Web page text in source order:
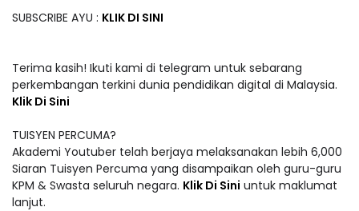
SUBSCRIBE AYU : KLIK DI SINI
Terima kasih! Ikuti kami di telegram untuk sebarang
perkembangan terkini dunia pendidikan digital di Malaysia.
Klik Di Sini
TUISYEN PERCUMA?
Akademi Youtuber telah berjaya melaksanakan lebih 6,000
Siaran Tuisyen Percuma yang disampaikan oleh guru-guru
KPM & Swasta seluruh negara. Klik Di Sini untuk maklumat
lanjut.